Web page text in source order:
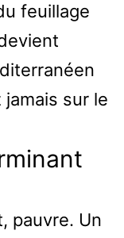
feuillage
sur le
pauvre. Un